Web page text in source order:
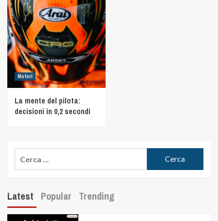
Motori
La mente del pilota:
decisioni in 0,2 secondi
Latest Popular Trending